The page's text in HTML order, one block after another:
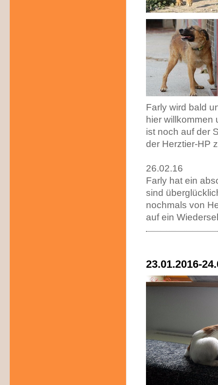
Farly wird bald
hier willkommen
ist noch auf der
der Herztier-HP
26.02.16
Farly hat ein
sind
nochmals von
auf ein
23.01.2016-